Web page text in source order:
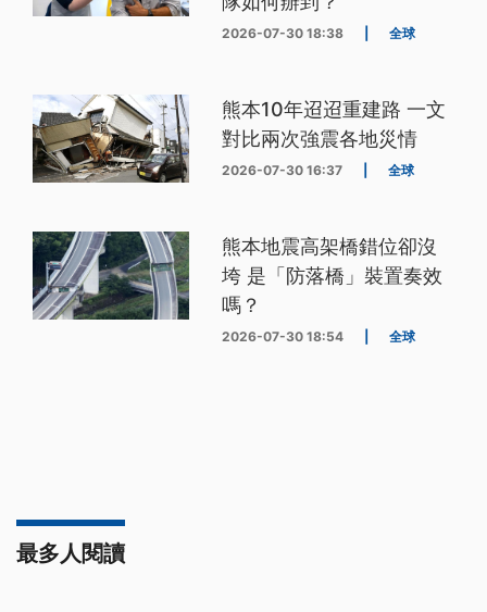
2026-07-30 18:38 全球
熊本10年迢迢重建路 一文
對比兩次強震各地災情
2026-07-30 16:37 全球
熊本地震高架橋錯位卻沒
垮 是「防落橋」裝置奏效
嗎？
2026-07-30 18:54 全球
最多人閱讀